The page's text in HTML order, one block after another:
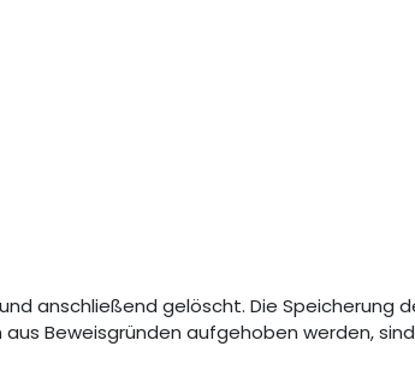
anschließend gelöscht. Die Speicherung
Beweisgründen aufgehoben werden,